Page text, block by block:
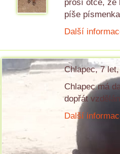
prosí otce, že
píše
Další
Chlapec, 7
Chlapec má
dopřát
Další